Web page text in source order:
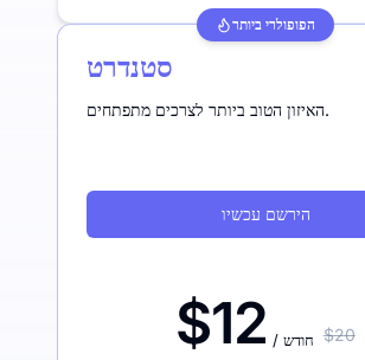
הפופולרי ביותר
סטנדרט
האיזון הטוב ביותר לצרכים מתפתחים.
הירשם עכשיו
$12 / חודש $20